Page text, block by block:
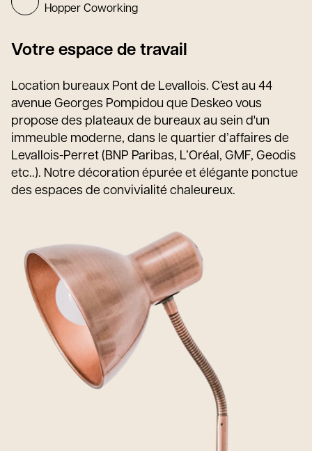
Hopper Coworking
Votre espace de travail
Location bureaux Pont de Levallois. C’est au 44
avenue Georges Pompidou que Deskeo vous
propose des plateaux de bureaux au sein d'un
immeuble moderne, dans le quartier d’affaires de
Levallois-Perret (BNP Paribas, L’Oréal, GMF, Geodis
etc..). Notre décoration épurée et élégante ponctue
des espaces de convivialité chaleureux.